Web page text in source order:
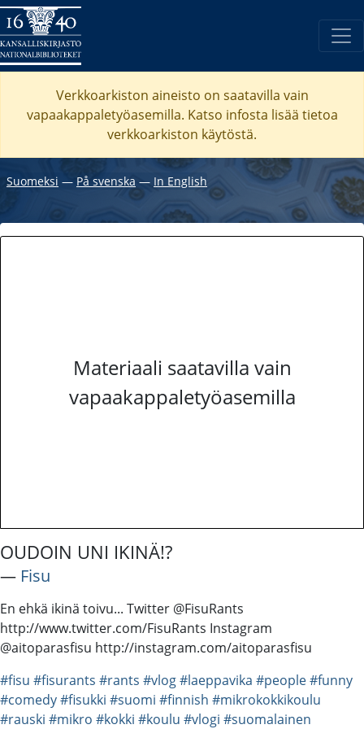
Verkkoarkiston aineisto on saatavilla vain
vapaakappaletyöasemilla. Katso infosta lisää tietoa
verkkoarkiston käytöstä.
Suomeksi ― På svenska ― In English
Materiaali saatavilla vain
vapaakappaletyöasemilla
OUDOIN UNI IKINÄ!?
― Fisu
En ehkä ikinä toivu... Twitter @FisuRants
http://www.twitter.com/FisuRants Instagram
@aitoparasfisu http://instagram.com/aitoparasfisu
#fisu #fisurants #rants #vlog#laeppavika #people#funny
#comedy#fisukki #suomi #finnish #mikrokokkikoulu
#rauski #mikro #kokki #koulu #vlogi #suomalainen